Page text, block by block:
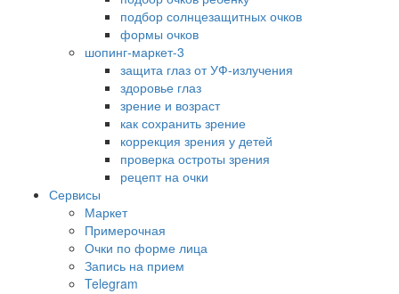
подбор солнцезащитных очков
формы очков
шопинг-маркет-3
защита глаз от УФ-излучения
здоровье глаз
зрение и возраст
как сохранить зрение
коррекция зрения у детей
проверка остроты зрения
рецепт на очки
Сервисы
Маркет
Примерочная
Очки по форме лица
Запись на прием
Telegram